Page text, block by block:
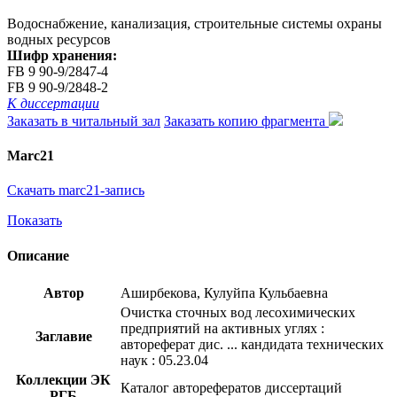
Водоснабжение, канализация, строительные системы охраны
водных ресурсов
Шифр хранения:
FB 9 90-9/2847-4
FB 9 90-9/2848-2
К диссертации
Заказать в читальный зал Заказать копию фрагмента
Marc21
Скачать marc21-запись
Показать
Описание
Автор Аширбекова, Кулуйпа Кульбаевна
Заглавие
Очистка сточных вод лесохимических
предприятий на активных углях :
автореферат дис. ... кандидата технических
наук : 05.23.04
Коллекции ЭК
Каталог авторефератов диссертаций